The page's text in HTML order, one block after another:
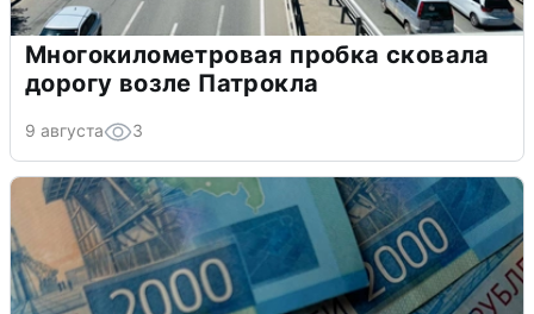
Многокилометровая пробка сковала
дорогу возле Патрокла
9 августа 3